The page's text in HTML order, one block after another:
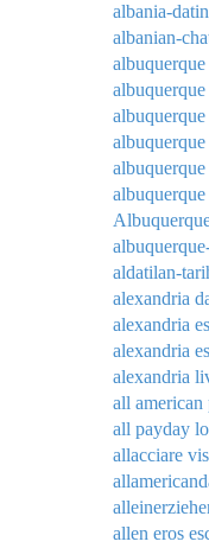
albania-
albanian-
aldatilan-
alexandria
alexandria
alexandria
alexandria
all american
all payday
allacciare
allen eros